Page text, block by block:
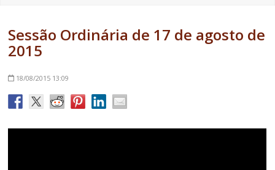
Sessão Ordinária de 17 de agosto de
2015
18/08/2015 13:09